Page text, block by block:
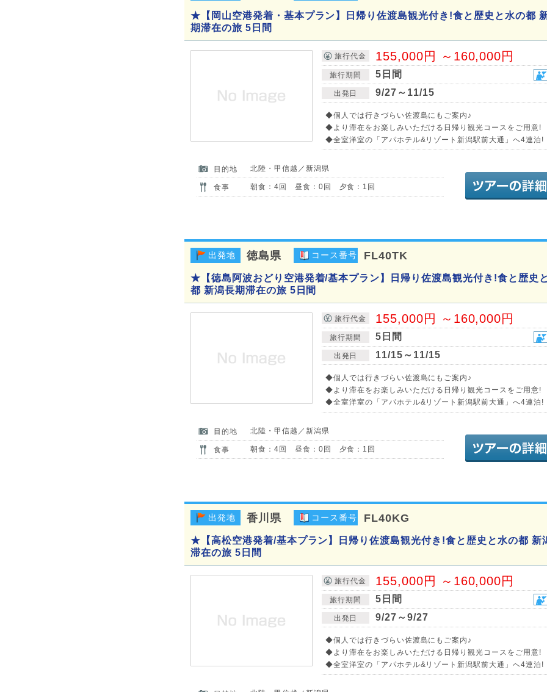
★【岡山空港発着・基本プラン】日帰り佐渡島観光付き!食と歴史と水の都
期滞在の旅 5日間
旅行代金 155,000円 ～160,000円
旅行期間 5日間
出発日 9/27～11/15
◆個人では行きづらい佐渡島にもご案内♪
◆より滞在をお楽しみいただける日帰り観光コースをご用意!
◆全室洋室の「アパホテル&リゾート新潟駅前大通」へ4連泊!
目的地 北陸・甲信越／新潟県
食事 朝食：4回 昼食：0回 夕食：1回
出発地 徳島県 コース番号 FL40TK
★【徳島阿波おどり空港発着/基本プラン】日帰り佐渡島観光付き!食と歴史
都 新潟長期滞在の旅 5日間
旅行代金 155,000円 ～160,000円
旅行期間 5日間
出発日 11/15～11/15
◆個人では行きづらい佐渡島にもご案内♪
◆より滞在をお楽しみいただける日帰り観光コースをご用意!
◆全室洋室の「アパホテル&リゾート新潟駅前大通」へ4連泊!
目的地 北陸・甲信越／新潟県
食事 朝食：4回 昼食：0回 夕食：1回
出発地 香川県 コース番号 FL40KG
★【高松空港発着/基本プラン】日帰り佐渡島観光付き!食と歴史と水の都 新
滞在の旅 5日間
旅行代金 155,000円 ～160,000円
旅行期間 5日間
出発日 9/27～9/27
◆個人では行きづらい佐渡島にもご案内♪
◆より滞在をお楽しみいただける日帰り観光コースをご用意!
◆全室洋室の「アパホテル&リゾート新潟駅前大通」へ4連泊!